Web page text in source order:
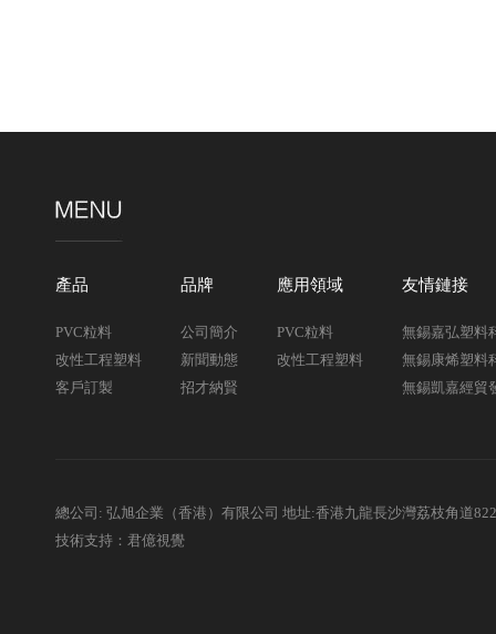
產品
PVC粒料
改性工程塑料
客戶訂製
品牌
公司簡介
新聞動態
招才納賢
應用領域
PVC粒料
改性工程塑料
友情鏈接
無錫嘉弘塑料
無錫康烯塑料
無錫凱嘉經貿
總公司: 弘旭企業（香港）有限公司 地址:香港九龍長沙灣荔枝角道
技術支持：君億視覺